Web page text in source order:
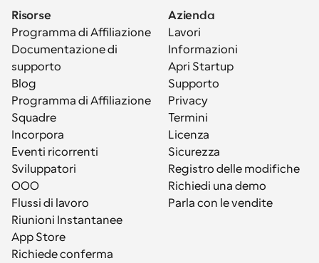
Risorse
Programma di Affiliazione
Documentazione di
supporto
Blog
Programma di Affiliazione
Squadre
Incorpora
Eventi ricorrenti
Sviluppatori
OOO
Flussi di lavoro
Riunioni Instantanee
App Store
Richiede conferma
Azienda
Lavori
Informazioni
Apri Startup
Supporto
Privacy
Termini
Licenza
Sicurezza
Registro delle modifiche
Richiedi una demo
Parla con le vendite